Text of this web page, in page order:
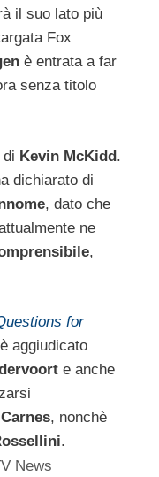
il suo lato più
Fox
è entrata a far
senza titolo
Kevin McKidd.
dichiarato di
, dato che
ne
,
for
aggiudicato
e anche
, nonchè
.
News